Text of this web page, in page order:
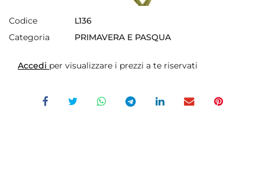
Codice
L136
Categoria
PRIMAVERA E PASQUA
Accedi per visualizzare i prezzi a te riservati